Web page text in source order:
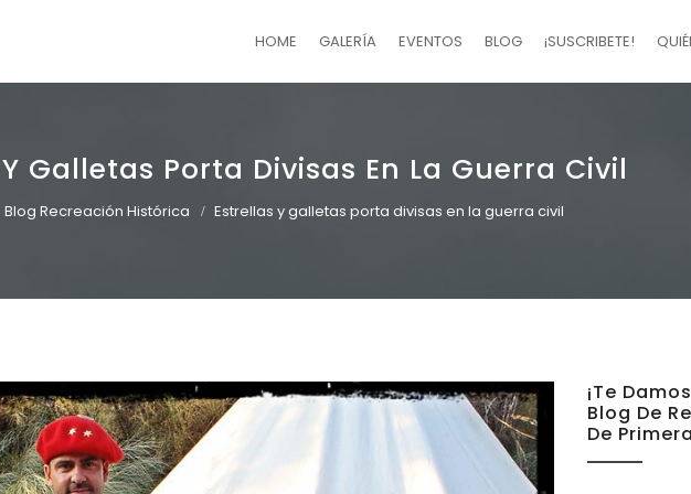
HOME GALERÍA EVENTOS BLOG ¡SUSCRIBETE!
Galletas Porta Divisas En La Guerra Civil
Blog Recreación Histórica Estrellas y galletas porta divisas en la guerra civil
¡Te
Blog De
De